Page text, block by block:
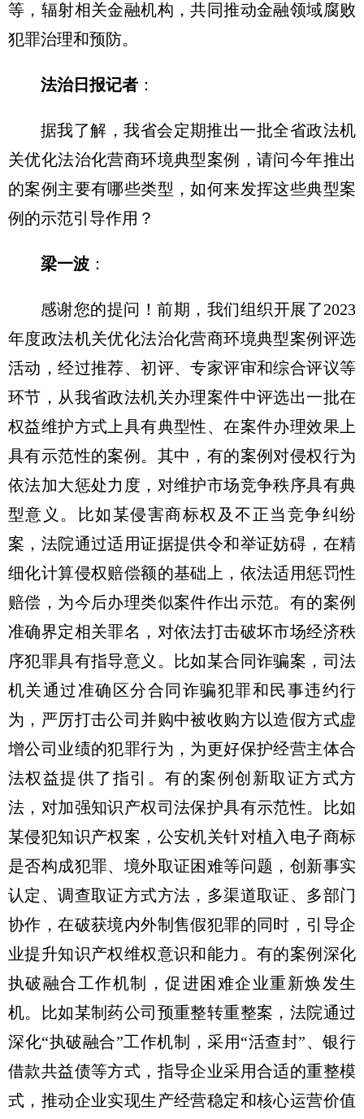
等，辐射相关金融机构，共同推动金融领域腐败
犯罪治理和预防。
法治日报记者 ：
据我了解，我省会定期推出一批全省政法机
关优化法治化营商环境典型案例，请问今年推出
的案例主要有哪些类型，如何来发挥这些典型案
例的示范引导作用？
梁一波 ：
感谢您的提问！前期，我们组织开展了2023
年度政法机关优化法治化营商环境典型案例评选
活动，经过推荐、初评、专家评审和综合评议等
环节，从我省政法机关办理案件中评选出一批在
权益维护方式上具有典型性、在案件办理效果上
具有示范性的案例。其中，有的案例对侵权行为
依法加大惩处力度，对维护市场竞争秩序具有典
型意义。比如某侵害商标权及不正当竞争纠纷
案，法院通过适用证据提供令和举证妨碍，在精
细化计算侵权赔偿额的基础上，依法适用惩罚性
赔偿，为今后办理类似案件作出示范。有的案例
准确界定相关罪名，对依法打击破坏市场经济秩
序犯罪具有指导意义。比如某合同诈骗案，司法
机关通过准确区分合同诈骗犯罪和民事违约行
为，严厉打击公司并购中被收购方以造假方式虚
增公司业绩的犯罪行为，为更好保护经营主体合
法权益提供了指引。有的案例创新取证方式方
法，对加强知识产权司法保护具有示范性。比如
某侵犯知识产权案，公安机关针对植入电子商标
是否构成犯罪、境外取证困难等问题，创新事实
认定、调查取证方式方法，多渠道取证、多部门
协作，在破获境内外制售假犯罪的同时，引导企
业提升知识产权维权意识和能力。有的案例深化
执破融合工作机制，促进困难企业重新焕发生
机。比如某制药公司预重整转重整案，法院通过
深化“执破融合”工作机制，采用“活查封”、银行
借款共益债等方式，指导企业采用合适的重整模
式，推动企业实现生产经营稳定和核心运营价值